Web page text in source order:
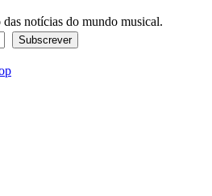
das notícias do mundo musical.